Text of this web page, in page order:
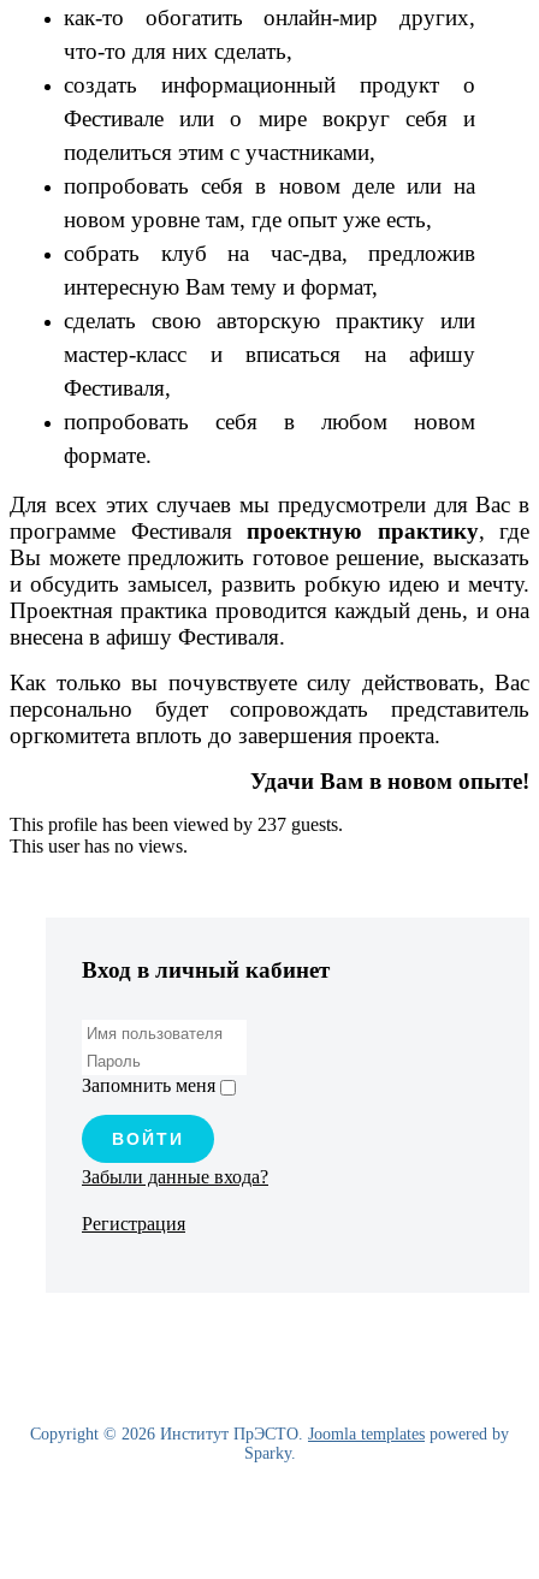
как-то обогатить онлайн-мир других,
что-то для них сделать,
создать информационный продукт о
Фестивале или о мире вокруг себя и
поделиться этим с участниками,
попробовать себя в новом деле или на
новом уровне там, где опыт уже есть,
собрать клуб на час-два, предложив
интересную Вам тему и формат,
сделать свою авторскую практику или
мастер-класс и вписаться на афишу
Фестиваля,
попробовать себя в любом новом
формате.
Для всех этих случаев мы предусмотрели для Вас в
программе Фестиваля проектную практику, где
Вы можете предложить готовое решение, высказать
и обсудить замысел, развить робкую идею и мечту.
Проектная практика проводится каждый день, и она
внесена в афишу Фестиваля.
Как только вы почувствуете силу действовать, Вас
персонально будет сопровождать представитель
оргкомитета вплоть до завершения проекта.
Удачи Вам в новом опыте!
This profile has been viewed by 237 guests.
This user has no views.
Вход в личный кабинет
Запомнить меня
ВОЙТИ
Забыли данные входа?
Регистрация
Copyright © 2026 Институт ПрЭСТО. Joomla templates powered by
Sparky.